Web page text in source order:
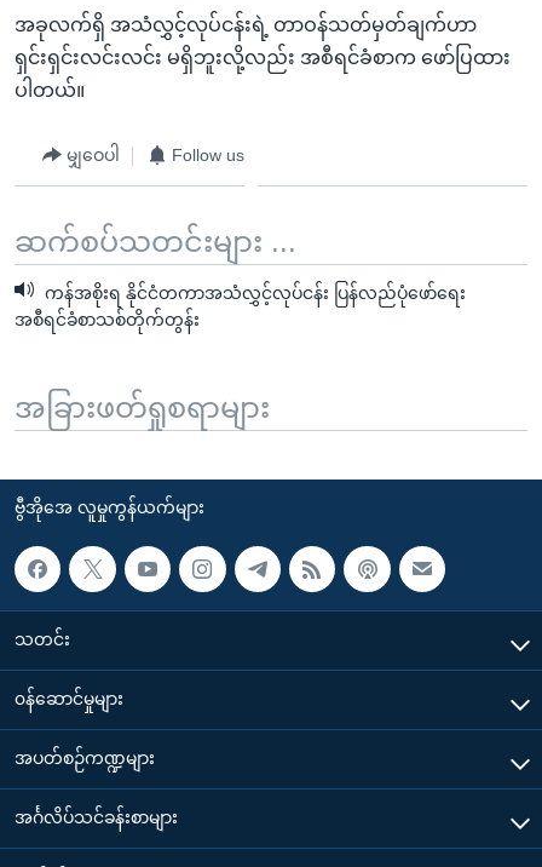
အခုလက်ရှိ အသံလွှင့်လုပ်ငန်းရဲ့ တာဝန်သတ်မှတ်ချက်ဟာ
ရှင်းရှင်းလင်းလင်း မရှိဘူးလို့လည်း အစီရင်ခံစာက ဖော်ပြထား
ပါတယ်။
မျှဝေပါ Follow us
ဆက်စပ်သတင်းများ ...
ကန်အစိုးရ နိုင်ငံတကာအသံလွှင့်လုပ်ငန်း ပြန်လည်ပုံဖော်ရေး
အစီရင်ခံစာသစ်တိုက်တွန်း
အခြားဖတ်ရှုစရာများ
ဗွီအိုအေ လူမှုကွန်ယက်များ
သတင်း
၀န်ဆောင်မှုများ
အပတ်စဉ်ကဏ္ဍများ
အင်္ဂလိပ်သင်ခန်းစာများ